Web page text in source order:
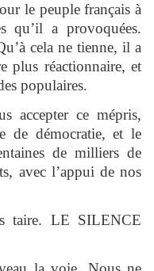
le peuple français à
qu’il a provoquées.
cela ne tienne, il a
plus réactionnaire, et
populaires.
accepter ce mépris,
de démocratie, et le
de milliers de
avec l’appui de nos
taire. LE SILENCE